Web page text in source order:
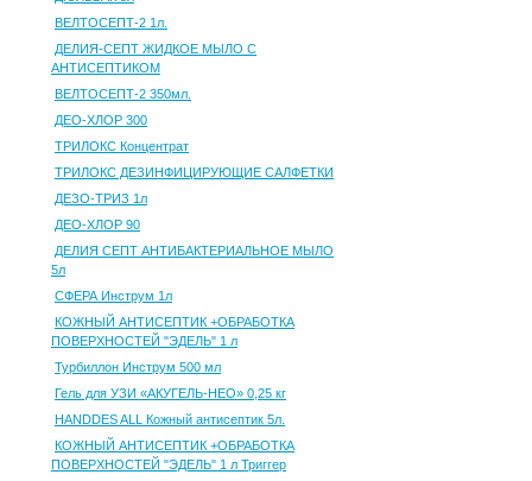
ВЕЛТОСЕПТ-2 1л.
ДЕЛИЯ-СЕПТ ЖИДКОЕ МЫЛО С
АНТИСЕПТИКОМ
ВЕЛТОСЕПТ-2 350мл.
ДЕО-ХЛОР 300
ТРИЛОКС Концентрат
ТРИЛОКС ДЕЗИНФИЦИРУЮЩИЕ САЛФЕТКИ
ДЕЗО-ТРИЗ 1л
ДЕО-ХЛОР 90
ДЕЛИЯ СЕПТ АНТИБАКТЕРИАЛЬНОЕ МЫЛО
5л
СФЕРА Инструм 1л
КОЖНЫЙ АНТИСЕПТИК +ОБРАБОТКА
ПОВЕРХНОСТЕЙ "ЭДЕЛЬ" 1 л
Турбиллон Инструм 500 мл
Гель для УЗИ «АКУГЕЛЬ-НЕО» 0,25 кг
HANDDES ALL Кожный антисептик 5л.
КОЖНЫЙ АНТИСЕПТИК +ОБРАБОТКА
ПОВЕРХНОСТЕЙ "ЭДЕЛЬ" 1 л Триггер